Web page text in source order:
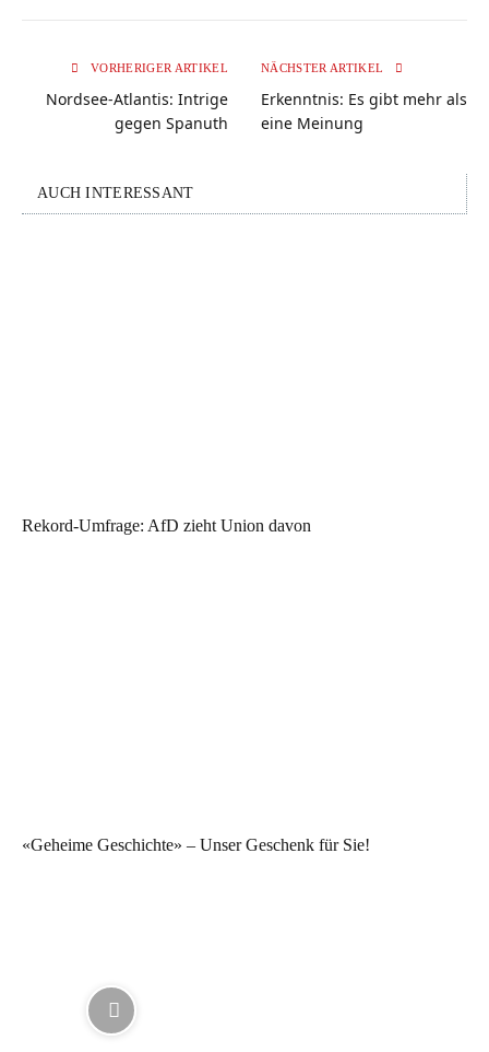
VORHERIGER ARTIKEL
Nordsee-Atlantis: Intrige
gegen Spanuth
NÄCHSTER ARTIKEL
Erkenntnis: Es gibt mehr als
eine Meinung
AUCH INTERESSANT
Rekord-Umfrage: AfD zieht Union davon
«Geheime Geschichte» – Unser Geschenk für Sie!